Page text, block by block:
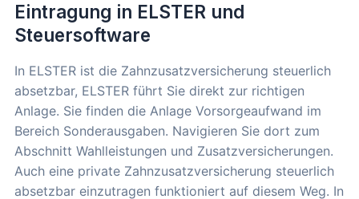
Eintragung in ELSTER und
Steuersoftware
In ELSTER ist die Zahnzusatzversicherung steuerlich
absetzbar, ELSTER führt Sie direkt zur richtigen
Anlage. Sie finden die Anlage Vorsorgeaufwand im
Bereich Sonderausgaben. Navigieren Sie dort zum
Abschnitt Wahlleistungen und Zusatzversicherungen.
Auch eine private Zahnzusatzversicherung steuerlich
absetzbar einzutragen funktioniert auf diesem Weg. In